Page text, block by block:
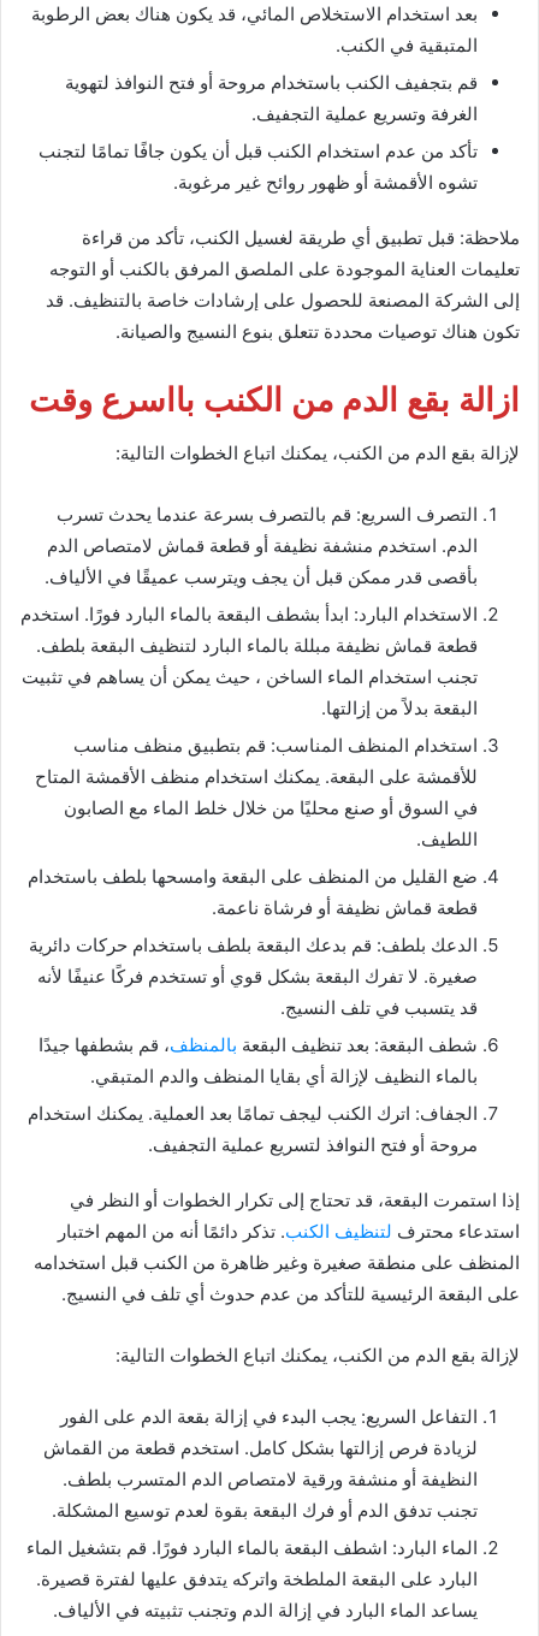
بعد استخدام الاستخلاص المائي، قد يكون هناك بعض الرطوبة
المتبقية في الكنب.
قم بتجفيف الكنب باستخدام مروحة أو فتح النوافذ لتهوية
الغرفة وتسريع عملية التجفيف.
تأكد من عدم استخدام الكنب قبل أن يكون جافًا تمامًا لتجنب
تشوه الأقمشة أو ظهور روائح غير مرغوبة.
ملاحظة: قبل تطبيق أي طريقة لغسيل الكنب، تأكد من قراءة
تعليمات العناية الموجودة على الملصق المرفق بالكنب أو التوجه
إلى الشركة المصنعة للحصول على إرشادات خاصة بالتنظيف. قد
تكون هناك توصيات محددة تتعلق بنوع النسيج والصيانة.
ازالة بقع الدم من الكنب بااسرع وقت
لإزالة بقع الدم من الكنب، يمكنك اتباع الخطوات التالية:
التصرف السريع: قم بالتصرف بسرعة عندما يحدث تسرب
الدم. استخدم منشفة نظيفة أو قطعة قماش لامتصاص الدم
بأقصى قدر ممكن قبل أن يجف ويترسب عميقًا في الألياف.
الاستخدام البارد: ابدأ بشطف البقعة بالماء البارد فورًا. استخدم
قطعة قماش نظيفة مبللة بالماء البارد لتنظيف البقعة بلطف.
تجنب استخدام الماء الساخن ، حيث يمكن أن يساهم في تثبيت
البقعة بدلاً من إزالتها.
استخدام المنظف المناسب: قم بتطبيق منظف مناسب
للأقمشة على البقعة. يمكنك استخدام منظف الأقمشة المتاح
في السوق أو صنع محليًا من خلال خلط الماء مع الصابون
اللطيف.
ضع القليل من المنظف على البقعة وامسحها بلطف باستخدام
قطعة قماش نظيفة أو فرشاة ناعمة.
الدعك بلطف: قم بدعك البقعة بلطف باستخدام حركات دائرية
صغيرة. لا تفرك البقعة بشكل قوي أو تستخدم فركًا عنيفًا لأنه
قد يتسبب في تلف النسيج.
شطف البقعة: بعد تنظيف البقعة بالمنظف، قم بشطفها جيدًا
بالماء النظيف لإزالة أي بقايا المنظف والدم المتبقي.
الجفاف: اترك الكنب ليجف تمامًا بعد العملية. يمكنك استخدام
مروحة أو فتح النوافذ لتسريع عملية التجفيف.
إذا استمرت البقعة، قد تحتاج إلى تكرار الخطوات أو النظر في
استدعاء محترف لتنظيف الكنب. تذكر دائمًا أنه من المهم اختبار
المنظف على منطقة صغيرة وغير ظاهرة من الكنب قبل استخدامه
على البقعة الرئيسية للتأكد من عدم حدوث أي تلف في النسيج.
لإزالة بقع الدم من الكنب، يمكنك اتباع الخطوات التالية:
التفاعل السريع: يجب البدء في إزالة بقعة الدم على الفور
لزيادة فرص إزالتها بشكل كامل. استخدم قطعة من القماش
النظيفة أو منشفة ورقية لامتصاص الدم المتسرب بلطف.
تجنب تدفق الدم أو فرك البقعة بقوة لعدم توسيع المشكلة.
الماء البارد: اشطف البقعة بالماء البارد فورًا. قم بتشغيل الماء
البارد على البقعة الملطخة واتركه يتدفق عليها لفترة قصيرة.
يساعد الماء البارد في إزالة الدم وتجنب تثبيته في الألياف.